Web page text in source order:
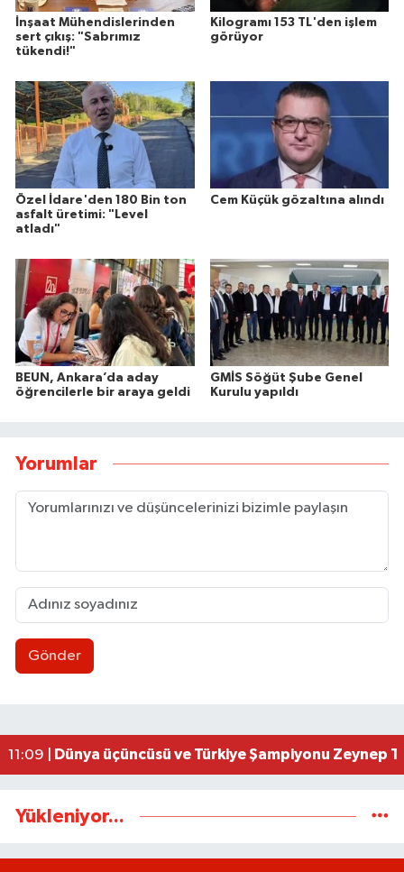
İnşaat Mühendislerinden
sert çıkış: "Sabrımız
tükendi!"
Kilogramı 153 TL'den işlem
görüyor
Özel İdare'den 180 Bin ton
asfalt üretimi: "Level
atladı"
Cem Küçük gözaltına alındı
BEUN, Ankara’da aday
öğrencilerle bir araya geldi
GMİS Söğüt Şube Genel
Kurulu yapıldı
Yorumlar
Gönder
23:02 |Ereğli’de feci kaza: 18 yaşındaki Miraç
11:09 |
Dünya üçüncüsü ve Türkiye Şampiyonu Zeynep
Yükleniyor...